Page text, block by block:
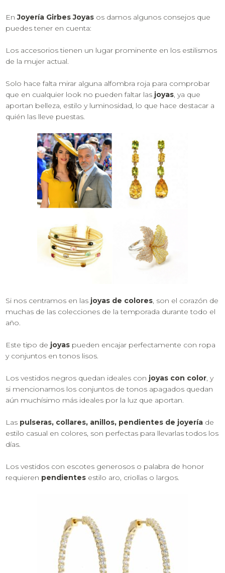
EnJoyería Girbes Joyas os damos algunos consejos que
puedes tener en cuenta:
Los accesorios tienen un lugar prominente en los estilismos
de la mujer actual.
Solo hace falta mirar alguna alfombra roja para comprobar
que en cualquier look no pueden faltar las joyas , ya que
aportan belleza, estilo y luminosidad, lo que hace destacar a
quién las lleve puestas.
Si nos centramos en las joyas de colores , son el corazón de
muchas de las colecciones de la temporada durante todo el
año.
Este tipo de joyas pueden encajar perfectamente con ropa
y conjuntos en tonos lisos.
Los vestidos negros quedan ideales con joyas con color , y
si mencionamos los conjuntos de tonos apagados quedan
aún muchísimo más ideales por la luz que aportan.
Las pulseras, collares, anillos, pendientes de joyería de
estilo casual en colores, son perfectas para llevarlas todos los
días.
Los vestidos con escotes generosos o palabra de honor
requieren pendientes estilo aro, criollas o largos.